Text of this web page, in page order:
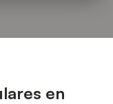
en